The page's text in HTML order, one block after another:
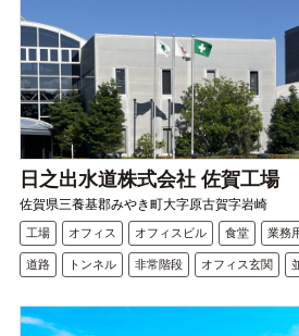
日之出水道株式会社 佐賀工場
佐賀県三養基郡みやき町大字原古賀字岩崎
工場 オフィス オフィスビル 食堂 業務
道路 トンネル 非常階段 オフィス玄関